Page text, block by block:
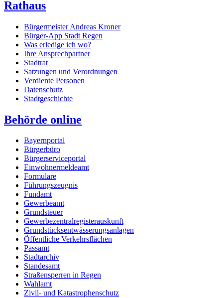
Rathaus
Bürgermeister Andreas Kroner
Bürger-App Stadt Regen
Was erledige ich wo?
Ihre Ansprechpartner
Stadtrat
Satzungen und Verordnungen
Verdiente Personen
Datenschutz
Stadtgeschichte
Behörde online
Bayernportal
Bürgerbüro
Bürgerserviceportal
Einwohnermeldeamt
Formulare
Führungszeugnis
Fundamt
Gewerbeamt
Grundsteuer
Gewerbezentralregisterauskunft
Grundstücksentwässerungsanlagen
Öffentliche Verkehrsflächen
Passamt
Stadtarchiv
Standesamt
Straßensperren in Regen
Wahlamt
Zivil- und Katastrophenschutz